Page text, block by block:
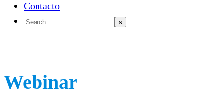
Contacto
Webinar